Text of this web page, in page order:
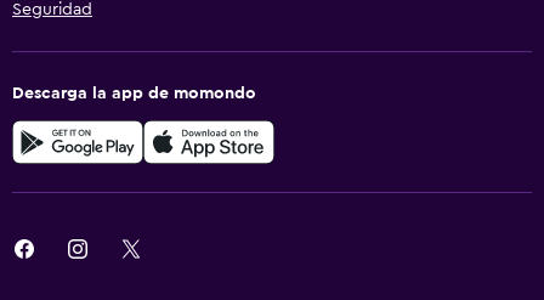
Seguridad
Descarga la app de momondo